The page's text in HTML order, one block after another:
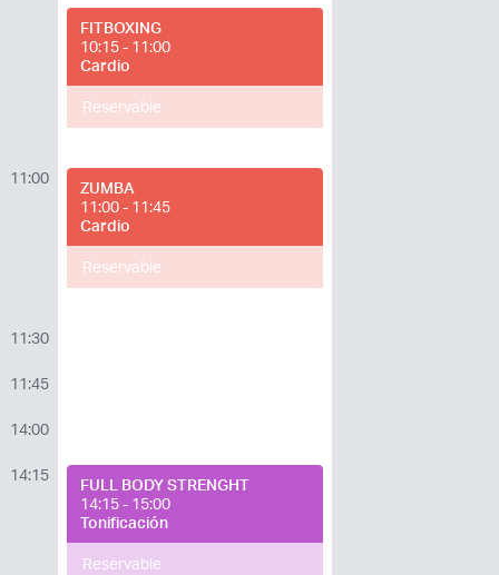
FITBOXING
10:15 - 11:00
Cardio
Reservable
11:00
ZUMBA
11:00 - 11:45
Cardio
Reservable
11:30
11:45
14:00
14:15
FULL BODY STRENGHT
14:15 - 15:00
Tonificación
Reservable